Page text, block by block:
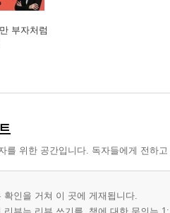
부자처럼
를 위한 공간입니다. 독자들에게 전하
확인을 거쳐 이 곳에 게재됩니다.